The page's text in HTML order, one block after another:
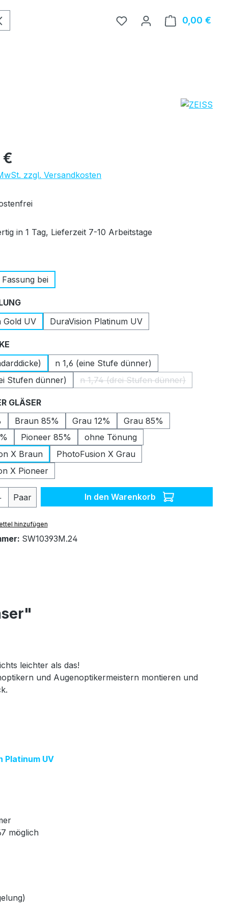
0,00 €
€
zzgl. Versandkosten
in 1 Tag, Lieferzeit 7-10 Arbeitstage
bei
auswählen
Gold UV
DuraVision Platinum UV
n 1,6 (eine Stufe dünner)
Stufen dünner)
n 1,74 (drei Stufen dünner)
(Diese Option ist zurzeit
GLÄSERauswählen
Braun 85% Grau 12%
Grau 85%
Pioneer 85%
ohne Tönung
X Braun
PhotoFusion X Grau
X Pioneer
Anzahl: Gib den gewünschten Wert
Paar In den Warenkorb
hinzufügen
SW10393M.24
leichter als das!
und Augenoptikermeistern montieren und
Platinum UV
möglich